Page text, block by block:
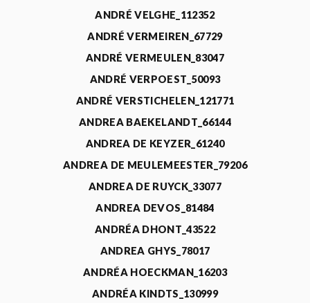
ANDRÉ VELGHE_112352
ANDRÉ VERMEIREN_67729
ANDRÉ VERMEULEN_83047
ANDRÉ VERPOEST_50093
ANDRÉ VERSTICHELEN_121771
ANDREA BAEKELANDT_66144
ANDREA DE KEYZER_61240
ANDREA DE MEULEMEESTER_79206
ANDREA DE RUYCK_33077
ANDREA DEVOS_81484
ANDRÉA DHONT_43522
ANDREA GHYS_78017
ANDRÉA HOECKMAN_16203
ANDRÉA KINDTS_130999